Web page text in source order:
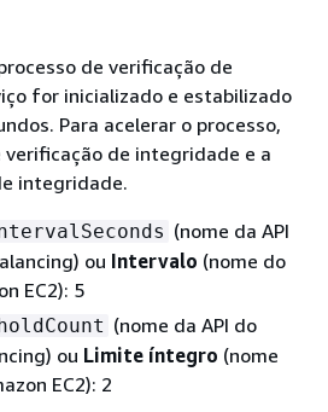
de verificação de
for inicializado e estabilizado
Para acelerar o processo,
de integridade e a
integridade.
(nome da API
ou Intervalo (nome do
EC2): 5
(nome da API do
ou Limite íntegro (nome
EC2): 2